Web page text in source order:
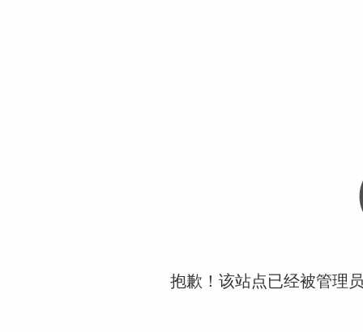
抱歉！该站点已经被管理